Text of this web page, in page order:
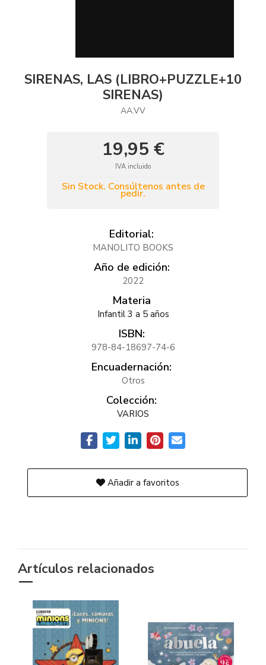
SIRENAS, LAS (LIBRO+PUZZLE+10
SIRENAS)
AA.VV
19,95 €
IVA incluido
Sin Stock. Consúltenos antes de
pedir.
Editorial:
MANOLITO BOOKS
Año de edición:
2022
Materia
Infantil 3 a 5 años
ISBN:
978-84-18697-74-6
Encuadernación:
Otros
Colección:
VARIOS
Añadir a favoritos
Artículos relacionados